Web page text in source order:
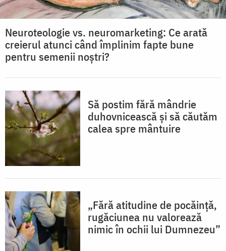
Neuroteologie vs. neuromarketing: Ce arată
creierul atunci când împlinim fapte bune
pentru semenii noștri?
Să postim fără mândrie
duhovnicească și să căutăm
calea spre mântuire
„Fără atitudine de pocăință,
rugăciunea nu valorează
nimic în ochii lui Dumnezeu”